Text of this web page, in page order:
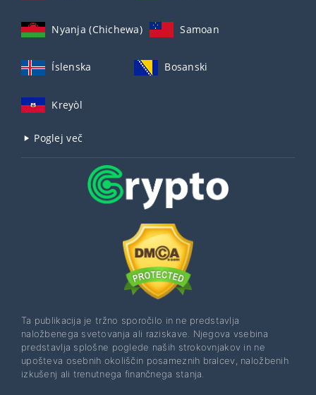
Nyanja (Chichewa) Samoan
Íslenska Bosanski
Kreyòl
Poglej več
Ta publikacija je tržno sporočilo in ne predstavlja
naložbenega svetovanja ali raziskave. Njegova vsebina
predstavlja splošne poglede naših strokovnjakov in ne
upošteva osebnih okoliščin posameznih bralcev, naložbenih
izkušenj ali trenutnega finančnega stanja.